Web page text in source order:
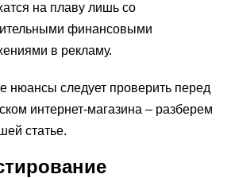
на плаву лишь со
финансовыми
в рекламу.
нюансы следует проверить перед
интернет-магазина – разберем
статье.